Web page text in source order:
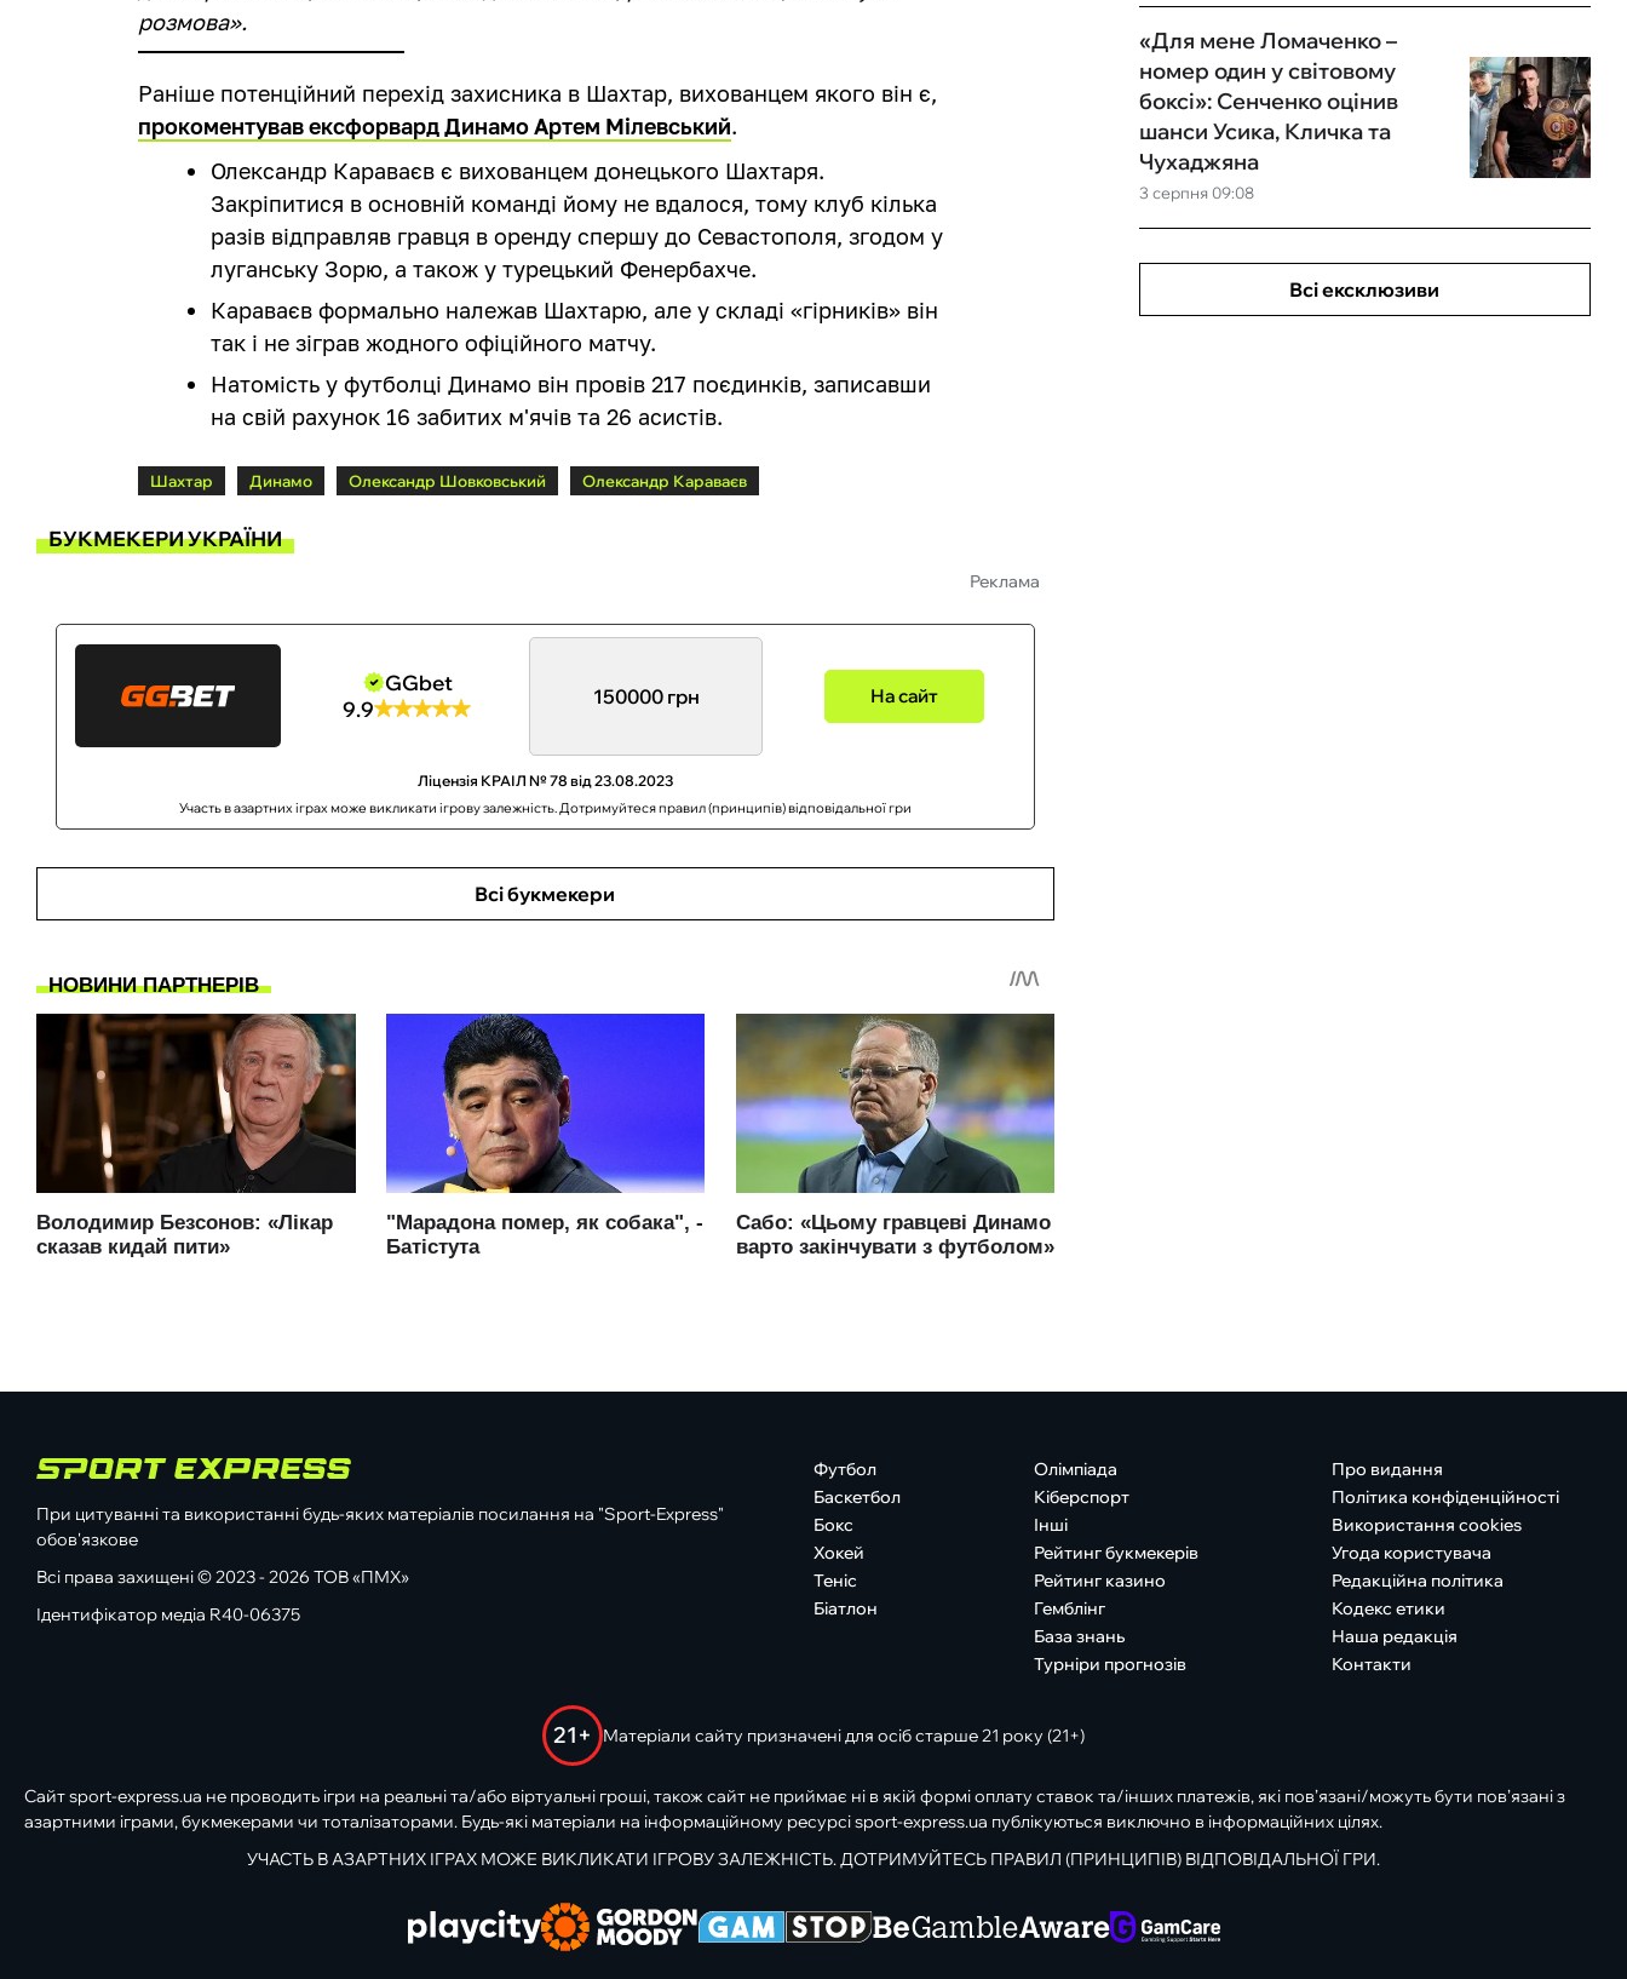
розмова».
Раніше потенційний перехід захисника в Шахтар, вихованцем якого він є,
прокоментував ексфорвард Динамо Артем Мілевський.
Олександр Караваєв є вихованцем донецького Шахтаря.
Закріпитися в основній команді йому не вдалося, тому клуб кілька
разів відправляв гравця в оренду спершу до Севастополя, згодом у
луганську Зорю, а також у турецький Фенербахче.
Караваєв формально належав Шахтарю, але у складі «гірників» він
так і не зіграв жодного офіційного матчу.
Натомість у футболці Динамо він провів 217 поєдинків, записавши
на свій рахунок 16 забитих м'ячів та 26 асистів.
Шахтар Динамо Олександр Шовковський Олександр Караваєв
БУКМЕКЕРИ УКРАЇНИ
Реклама
GGbet
9.9
150000 грн На сайт
Ліцензія КРАІЛ № 78 від 23.08.2023
Участь в азартних іграх може викликати ігрову залежність. Дотримуйтеся правил (принципів) відповідальної гри
Всі букмекери
3 серпня 09:08
«Для мене Ломаченко –
номер один у світовому
боксі»: Сенченко оцінив
шанси Усика, Кличка та
Чухаджяна
Всі ексклюзиви
При цитуванні та використанні будь-яких матеріалів посилання на "Sport-Express"
обов'язкове
Всі права захищені © 2023 - 2026 ТОВ «ПМХ»
Ідентифікатор медіа R40-06375
Футбол
Баскетбол
Бокс
Хокей
Теніс
Біатлон
Олімпіада
Кіберспорт
Інші
Рейтинг букмекерів
Рейтинг казино
Гемблінг
База знань
Турніри прогнозів
Про видання
Політика конфіденційності
Використання cookies
Угода користувача
Редакційна політика
Кодекс етики
Наша редакція
Контакти
21+ Матеріали сайту призначені для осіб старше 21 року (21+)
Сайт sport-express.ua не проводить ігри на реальні та/або віртуальні гроші, також сайт не приймає ні в якій формі оплату ставок та/інших платежів, які пов’язані/можуть бути пов’язані з
азартними іграми, букмекерами чи тоталізаторами. Будь-які матеріали на інформаційному ресурсі sport-express.ua публікуються виключно в інформаційних цілях.
УЧАСТЬ В АЗАРТНИХ ІГРАХ МОЖЕ ВИКЛИКАТИ ІГРОВУ ЗАЛЕЖНІСТЬ. ДОТРИМУЙТЕСЬ ПРАВИЛ (ПРИНЦИПІВ) ВІДПОВІДАЛЬНОЇ ГРИ.